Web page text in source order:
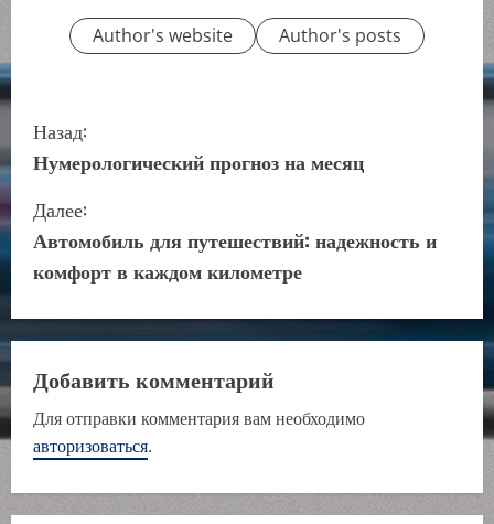
Author's website Author's posts
П
р
о
д
о
л
ж
и
т
Назад:
Нумерологический прогноз на месяц
Далее:
Автомобиль для путешествий: надежность и
комфорт в каждом километре
Добавить комментарий
Для отправки комментария вам необходимо
авторизоваться.